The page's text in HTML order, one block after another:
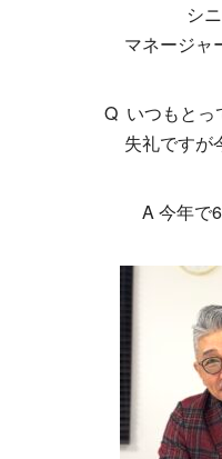
シ
マネージャ
Q いつもとっ
失礼ですが
A 今年で